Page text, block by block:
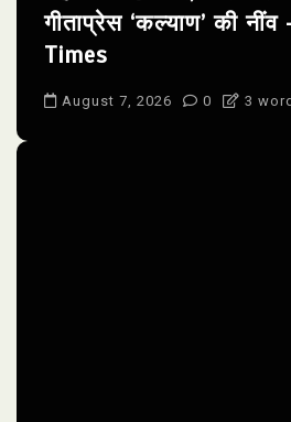
गीताप्रेस ‘कल्याण’ की
Times
August 7, 2026 0 3